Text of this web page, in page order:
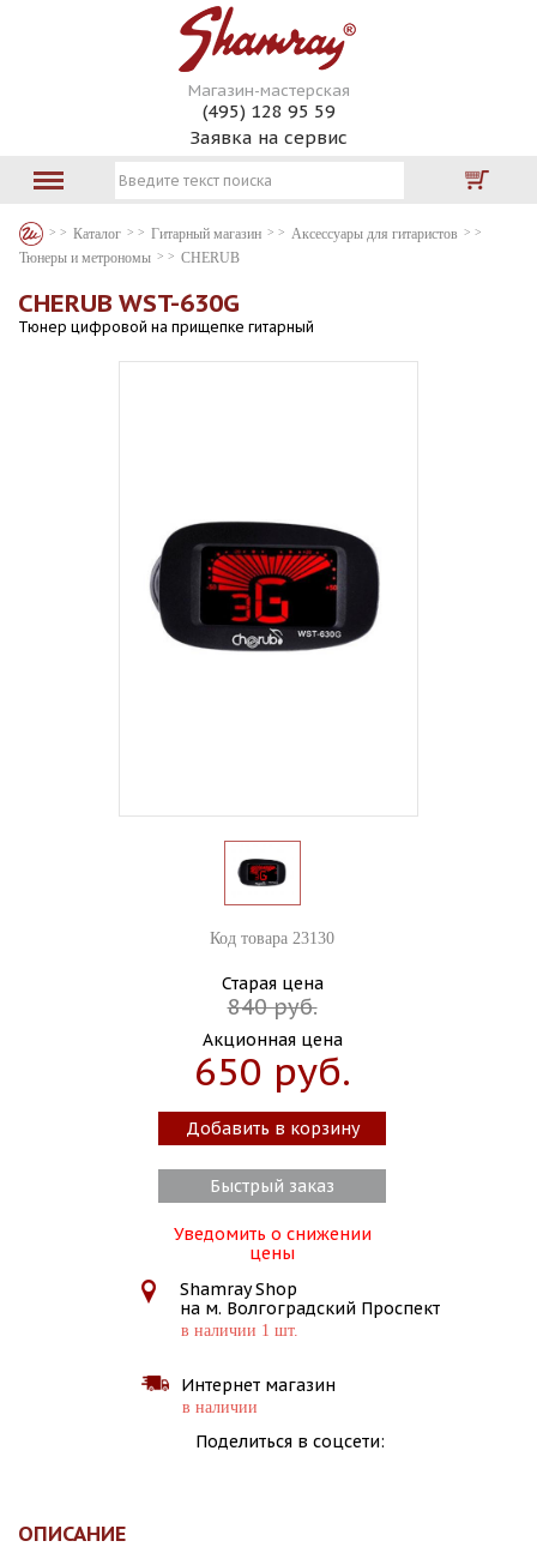
Магазин-мастерская
(495) 128 95 59
Заявка на сервис
Каталог Гитарный магазин
Аксессуары для гитаристов
Тюнеры и метрономы
CHERUB
CHERUB WST-630G
Тюнер цифровой на прищепке гитарный
Код товара 23130
Старая цена
840 руб.
Акционная цена
650 руб.
Добавить в корзину
Быстрый заказ
Уведомить о снижении
цены
Shamray Shop
на м. Волгоградский Проспект
в наличии 1 шт.
Интернет магазин
в наличии
Поделиться в соцсети:
ОПИСАНИЕ